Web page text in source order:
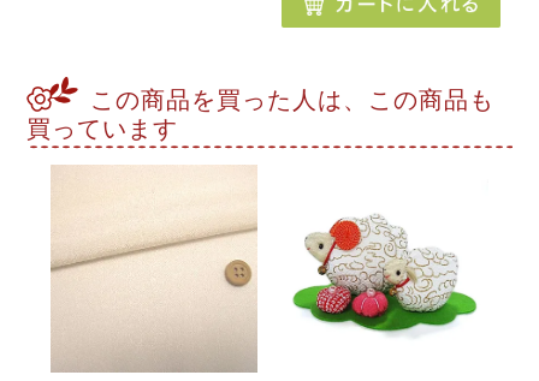
この商品を買った人は、この商品も
買っています